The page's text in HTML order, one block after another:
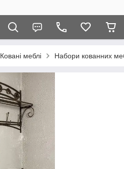
Ковані меблі Набори кованних